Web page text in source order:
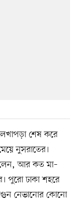
শেষ করে
নুসরাতের।
আর কত মা–
পুরো ঢাকা শহরে
নেভানোর কোনো